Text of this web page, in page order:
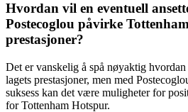
Hvordan vil en eventuell
Postecoglou påvirke
prestasjoner?
Det er vanskelig å spå nøyaktig
lagets prestasjoner, men med
suksess kan det være muligheter for
for Tottenham Hotspur.